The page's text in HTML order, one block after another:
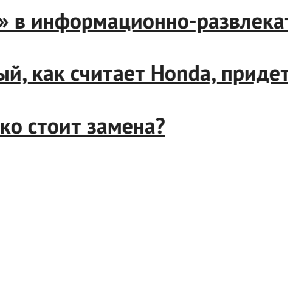
считает Honda,
замена?